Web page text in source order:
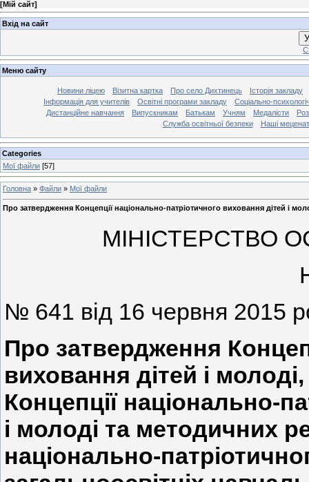
[Мій сайт]
Вхід на сайт
Меню сайту
Новини ліцею Візитна картка Про село Дихтинець
Історія закладу
Інформація для учителів
Освітні програми закладу
Соціально-
Дистанційне навчання
Випускникам Батькам Учням Медалісти
Служба освітньої безпеки
Наші
Categories
Мої файли [57]
Головна » Файли » Мої файли
Про затвердження Концепції національно-патріотичного виховання дітей і
МІНІСТЕРСТВО
№ 641 від 16 червня 2015
Про затвердження
виховання дітей і
Концепції національно-
і молоді та методичних
національно-